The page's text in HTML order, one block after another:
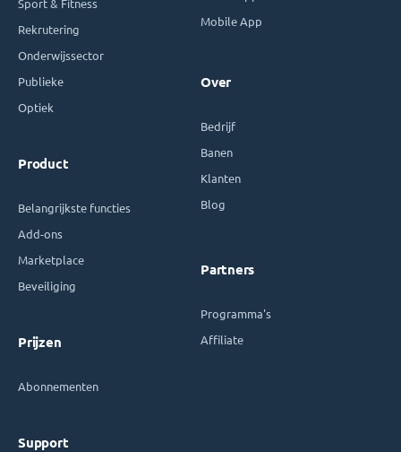
Sport & Fitness
Rekrutering
Onderwijssector
Publieke
Optiek
Product
Belangrijkste functies
Add-ons
Marketplace
Beveiliging
Prijzen
Abonnementen
Support
Mobile App
Over
Bedrijf
Banen
Klanten
Blog
Partners
Programma's
Affiliate